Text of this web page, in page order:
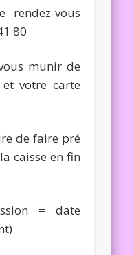
rendez-vous
80
munir de
votre carte
de faire pré
caisse en fin
= date